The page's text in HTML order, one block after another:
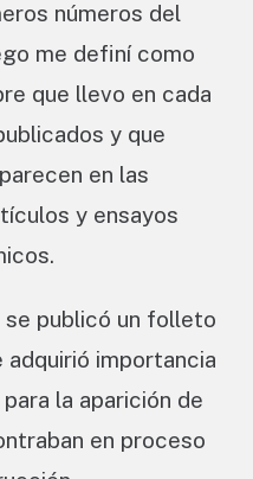
números del
me definí como
que llevo en cada
y que
en las
y ensayos
se publicó un folleto
adquirió importancia
la aparición de
en proceso